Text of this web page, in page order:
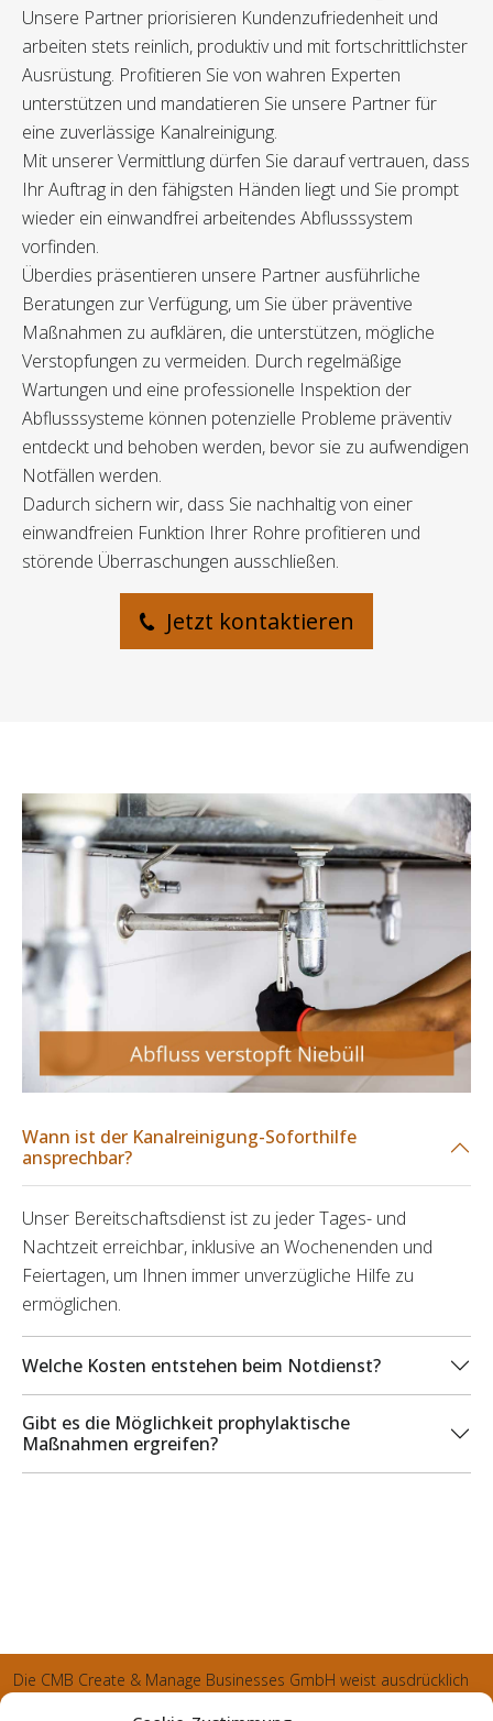
Unsere Partner priorisieren Kundenzufriedenheit und
arbeiten stets reinlich, produktiv und mit fortschrittlichster
Ausrüstung. Profitieren Sie von wahren Experten
unterstützen und mandatieren Sie unsere Partner für
eine zuverlässige Kanalreinigung.
Mit unserer Vermittlung dürfen Sie darauf vertrauen, dass
Ihr Auftrag in den fähigsten Händen liegt und Sie prompt
wieder ein einwandfrei arbeitendes Abflusssystem
vorfinden.
Überdies präsentieren unsere Partner ausführliche
Beratungen zur Verfügung, um Sie über präventive
Maßnahmen zu aufklären, die unterstützen, mögliche
Verstopfungen zu vermeiden. Durch regelmäßige
Wartungen und eine professionelle Inspektion der
Abflusssysteme können potenzielle Probleme präventiv
entdeckt und behoben werden, bevor sie zu aufwendigen
Notfällen werden.
Dadurch sichern wir, dass Sie nachhaltig von einer
einwandfreien Funktion Ihrer Rohre profitieren und
störende Überraschungen ausschließen.
Jetzt kontaktieren
Wann ist der Kanalreinigung-Soforthilfe
ansprechbar?
Unser Bereitschaftsdienst ist zu jeder Tages- und
Nachtzeit erreichbar, inklusive an Wochenenden und
Feiertagen, um Ihnen immer unverzügliche Hilfe zu
ermöglichen.
Welche Kosten entstehen beim Notdienst?
Gibt es die Möglichkeit prophylaktische
Maßnahmen ergreifen?
Die CMB Create & Manage Businesses GmbH weist ausdrücklich